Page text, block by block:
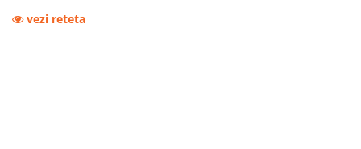
vezi reteta